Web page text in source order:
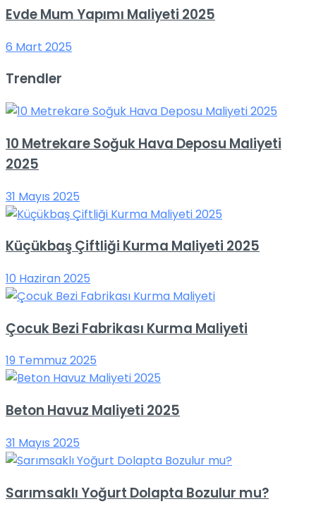
Evde Mum Yapımı Maliyeti 2025
6 Mart 2025
Trendler
10 Metrekare Soğuk Hava Deposu Maliyeti
2025
31 Mayıs 2025
Küçükbaş Çiftliği Kurma Maliyeti 2025
10 Haziran 2025
Çocuk Bezi Fabrikası Kurma Maliyeti
19 Temmuz 2025
Beton Havuz Maliyeti 2025
31 Mayıs 2025
Sarımsaklı Yoğurt Dolapta Bozulur mu?